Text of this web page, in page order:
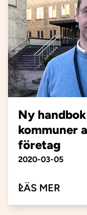
Ny
kommuner
företag
Publiceringsdatum
2020-03-05
LÄS MER